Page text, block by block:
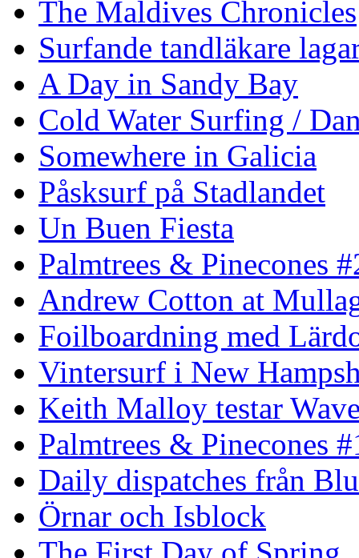
The Maldives Chronicles
Surfande tandläkare
A Day in Sandy Bay
Cold Water Surfing /
Somewhere in Galicia
Påsksurf på Stadlandet
Un Buen Fiesta
Palmtrees & Pinecones
Andrew Cotton at
Foilboardning med
Vintersurf i New
Keith Malloy testar
Palmtrees & Pinecones
Daily dispatches från
Örnar och Isblock